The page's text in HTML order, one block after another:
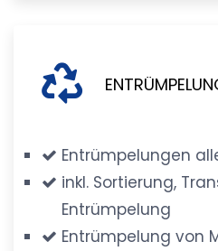
Entrümpelungen
inkl. Sortierung,
Entrümpelung
Entrümpelung von